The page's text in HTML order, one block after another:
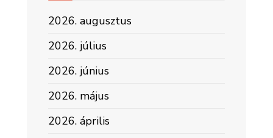
2026. augusztus
2026. július
2026. június
2026. május
2026. április